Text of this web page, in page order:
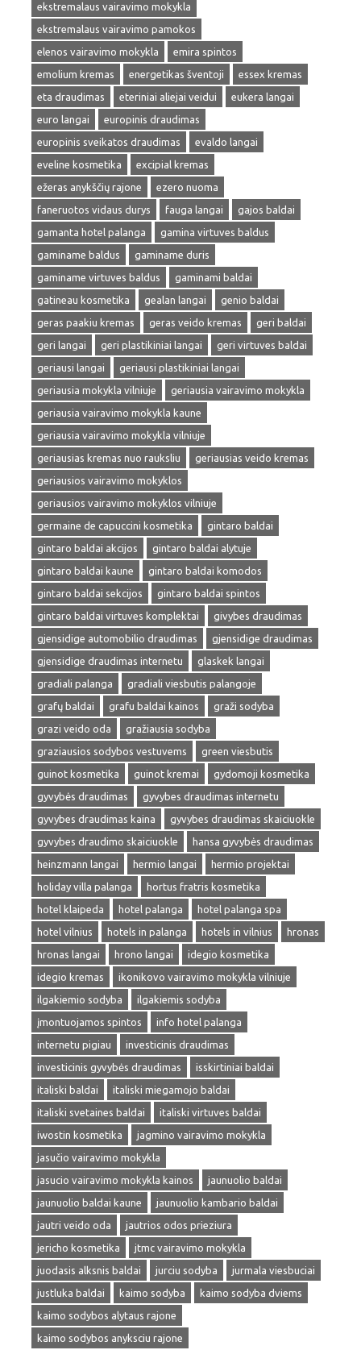
ekstremalaus vairavimo mokykla
ekstremalaus vairavimo pamokos
elenos vairavimo mokykla
emira spintos
emolium kremas
energetikas šventoji
essex kremas
eta draudimas
eteriniai aliejai veidui
eukera langai
euro langai
europinis draudimas
europinis sveikatos draudimas
evaldo langai
eveline kosmetika
excipial kremas
ežeras anykščių rajone
ezero nuoma
faneruotos vidaus durys
fauga langai
gajos baldai
gamanta hotel palanga
gamina virtuves baldus
gaminame baldus
gaminame duris
gaminame virtuves baldus
gaminami baldai
gatineau kosmetika
gealan langai
genio baldai
geras paakiu kremas
geras veido kremas
geri baldai
geri langai
geri plastikiniai langai
geri virtuves baldai
geriausi langai
geriausi plastikiniai langai
geriausia mokykla vilniuje
geriausia vairavimo mokykla
geriausia vairavimo mokykla kaune
geriausia vairavimo mokykla vilniuje
geriausias kremas nuo rauksliu
geriausias veido kremas
geriausios vairavimo mokyklos
geriausios vairavimo mokyklos vilniuje
germaine de capuccini kosmetika
gintaro baldai
gintaro baldai akcijos
gintaro baldai alytuje
gintaro baldai kaune
gintaro baldai komodos
gintaro baldai sekcijos
gintaro baldai spintos
gintaro baldai virtuves komplektai
givybes draudimas
gjensidige automobilio draudimas
gjensidige draudimas
gjensidige draudimas internetu
glaskek langai
gradiali palanga
gradiali viesbutis palangoje
grafų baldai
grafu baldai kainos
graži sodyba
grazi veido oda
gražiausia sodyba
graziausios sodybos vestuvems
green viesbutis
guinot kosmetika
guinot kremai
gydomoji kosmetika
gyvybės draudimas
gyvybes draudimas internetu
gyvybes draudimas kaina
gyvybes draudimas skaiciuokle
gyvybes draudimo skaiciuokle
hansa gyvybės draudimas
heinzmann langai
hermio langai
hermio projektai
holiday villa palanga
hortus fratris kosmetika
hotel klaipeda
hotel palanga
hotel palanga spa
hotel vilnius
hotels in palanga hotels in vilnius
hronas
hronas langai
hrono langai
idegio kosmetika
idegio kremas
ikonikovo vairavimo mokykla vilniuje
ilgakiemio sodyba
ilgakiemis sodyba
įmontuojamos spintos
info hotel palanga
internetu pigiau
investicinis draudimas
investicinis gyvybės draudimas
isskirtiniai baldai
italiski baldai
italiski miegamojo baldai
italiski svetaines baldai
italiski virtuves baldai
iwostin kosmetika
jagmino vairavimo mokykla
jasučio vairavimo mokykla
jasucio vairavimo mokykla kainos
jaunuolio baldai
jaunuolio baldai kaune
jaunuolio kambario baldai
jautri veido oda
jautrios odos prieziura
jericho kosmetika
jtmc vairavimo mokykla
juodasis alksnis baldai
jurciu sodyba
jurmala viesbuciai
justluka baldai
kaimo sodyba
kaimo sodyba dviems
kaimo sodybos alytaus rajone
kaimo sodybos anyksciu rajone